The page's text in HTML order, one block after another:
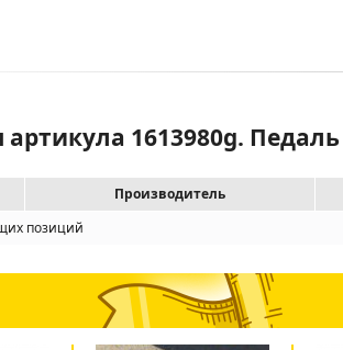
1613980g.
Производитель
позиций